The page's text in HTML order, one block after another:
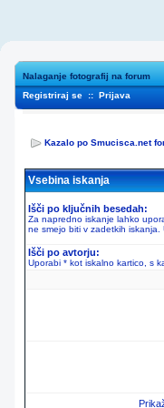
Nalaganje fotografij na forum
Registriraj se :: Prijava
Kazalo po Smucisca.net
Vsebina iskanja
Išči po ključnih besedah:
Za napredno iskanje lahko
ne smejo biti v zadetkih iskanja.
Išči po avtorju:
Uporabi * kot iskalno kartico, s